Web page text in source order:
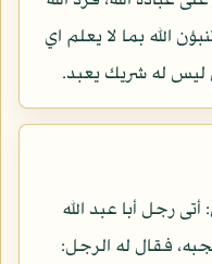
الله بما لا يعلم اي
له شريك يعبد.
رجل أبا عبد الله
فقال له الرجل: